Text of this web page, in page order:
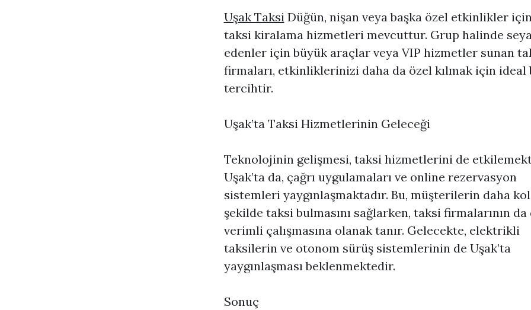
Uşak TaksiDüğün, nişan veya başka özel etkinlikler
taksi kiralama hizmetleri mevcuttur. Grup halinde
edenler için büyük araçlar veya VIP hizmetler sunan
firmaları, etkinliklerinizi daha da özel kılmak için ideal
tercihtir.
Uşak’ta Taksi Hizmetlerinin Geleceği
Teknolojinin gelişmesi, taksi hizmetlerini de
Uşak’ta da, çağrı uygulamaları ve online rezervasyon
sistemleri yaygınlaşmaktadır. Bu, müşterilerin daha
şekilde taksi bulmasını sağlarken, taksi firmalarının da
verimli çalışmasına olanak tanır. Gelecekte, elektrikli
taksilerin ve otonom sürüş sistemlerinin de Uşak’ta
yaygınlaşması beklenmektedir.
Sonuç